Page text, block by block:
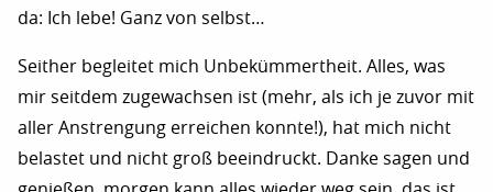
da: Ich lebe! Ganz von selbst…
Seither begleitet mich Unbekümmertheit. Alles, was
mir seitdem zugewachsen ist (mehr, als ich je zuvor mit
aller Anstrengung erreichen konnte!), hat mich nicht
belastet und nicht groß beeindruckt. Danke sagen und